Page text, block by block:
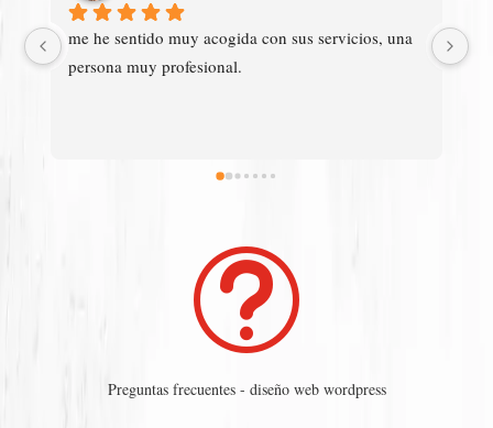
me he sentido muy acogida con sus servicios, una
persona muy profesional.
t
Preguntas frecuentes - diseño web wordpress